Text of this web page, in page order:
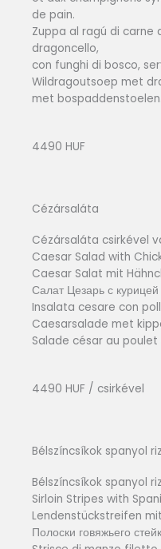
de pain.
Zuppa al ragú di carne
dragoncello,
con funghi di bosco,
Wildragoutsoep met
met bospaddenstoelen.
4490 HUF
Cézársaláta
Cézársaláta csirkével
Caesar Salad with
Caesar Salat mit
Салат Цезарь с курицей
Insalata cesare con
Caesarsalade met
Salade césar au
4490 HUF / csirkével
Bélszíncsíkok spanyol
Bélszíncsíkok spanyol
Sirloin Stripes with
Lendenstückstreifen
Полоски говяжьего